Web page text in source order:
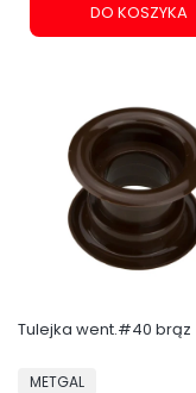
DO KOSZYKA
Tulejka went.#40 brąz
PRODUCENT
METGAL